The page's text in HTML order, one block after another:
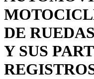
DE
Y SUS